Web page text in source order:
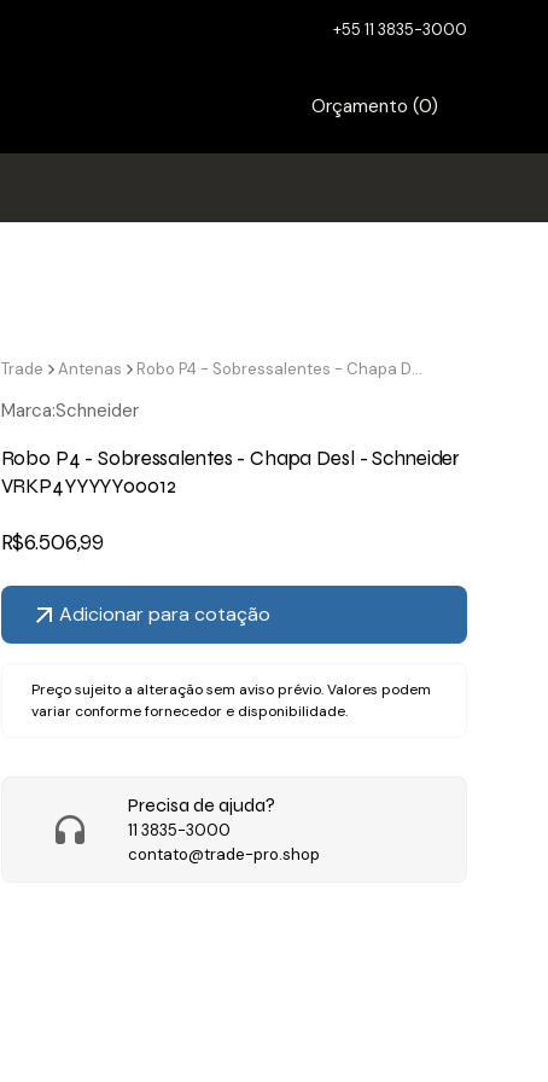
+55 11 3835-3000
Orçamento (0)
Trade Antenas Robo P4 - Sobressalentes - Chapa Desl - Schneider VRKP4YYYYY00012
Marca:Schneider
Robo P4 - Sobressalentes - Chapa Desl - Schneider
VRKP4YYYYY00012
R$6.506,99
Adicionar para cotação
Preço sujeito a alteração sem aviso prévio. Valores podem
variar conforme fornecedor e disponibilidade.
Precisa de ajuda?
11 3835-3000
contato@trade-pro.shop